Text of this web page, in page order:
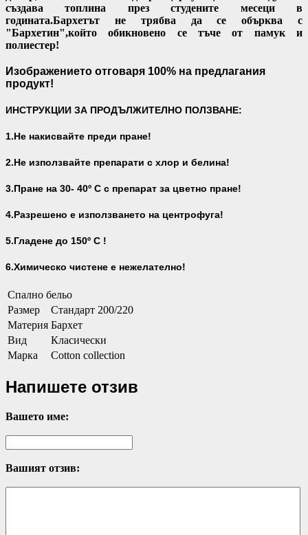
създава топлина през студените месеци в
годината.Бархетът не трябва да се обърква с
"Бархетин",който обикновено се тъче от памук и
полиестер!
Изображението отговаря 100% на предлагания
продукт!
ИНСТРУКЦИИ ЗА ПРОДЪЛЖИТЕЛНО ПОЛЗВАНЕ:
1.Не накисвайте преди пране!
2.Не използвайте препарати с хлор и белина!
3.Пране на 30- 40º С с препарат за цветно пране!
4.Разрешено е използването на центрофуга!
5.Гладене до 150º С !
6.Химическо чистене е нежелателно!
Спално бельо
Размер
Стандарт 200/220
Материя Бархет
Вид
Класически
Марка
Cotton collection
Напишете отзив
Вашето име:
Вашият отзив: